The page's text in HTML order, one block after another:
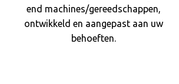
end machines/gereedschappen,
ontwikkeld en aangepast aan uw
behoeften.